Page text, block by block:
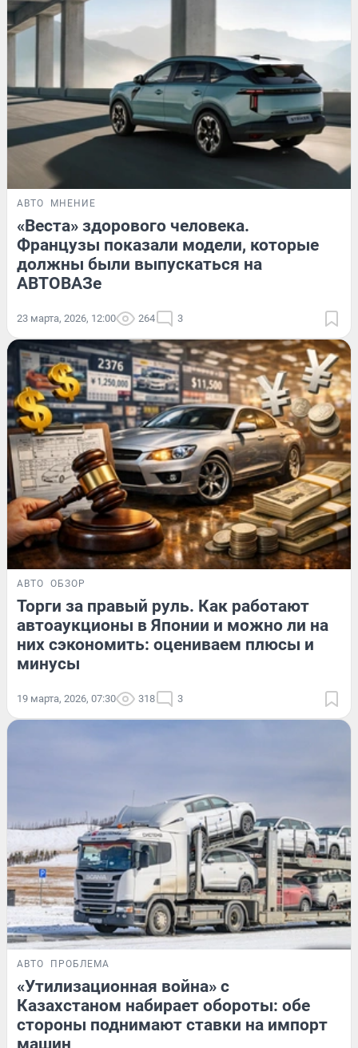
АВТО МНЕНИЕ
«Веста» здорового человека.
Французы показали модели, которые
должны были выпускаться на
АВТОВАЗе
23 марта, 2026, 12:00 264 3
АВТО ОБЗОР
Торги за правый руль. Как работают
автоаукционы в Японии и можно ли на
них сэкономить: оцениваем плюсы и
минусы
19 марта, 2026, 07:30 318 3
АВТО ПРОБЛЕМА
«Утилизационная война» с
Казахстаном набирает обороты: обе
стороны поднимают ставки на импорт
машин